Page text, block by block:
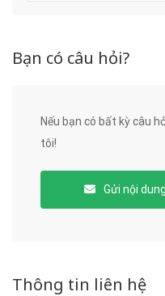
Bạn có câu hỏi?
Nếu bạn có bất kỳ câu
tôi!
Gửi nội
Thông tin liên hệ